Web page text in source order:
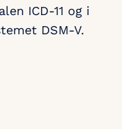
ICD-11 og i
DSM-V.